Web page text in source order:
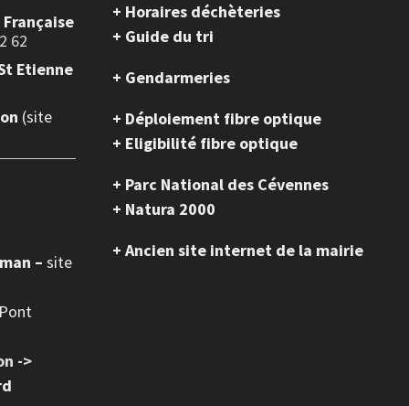
Française
62
Etienne
(site
– site
->
+ Horaires déchèteries
+ Guide du tri
+ Gendarmeries
+ Déploiement fibre optique
+ Eligibilité fibre optique
+ Parc National des Cévennes
+ Natura 2000
+ Ancien site internet de la mairie